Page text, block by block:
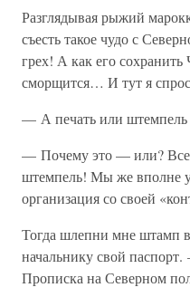
Разглядывая рыжий
съесть такое чудо с
грех! А как его
сморщится… И тут я
— А печать или штемпель
— Почему это — или? Все
штемпель! Мы же вполне
организация со своей
Тогда шлепни мне штамп
начальнику свой
Прописка на Северном